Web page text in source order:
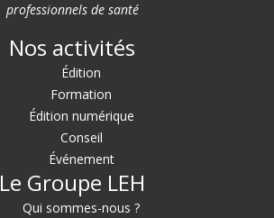
professionnels de santé
Nos activités
Édition
Formation
Édition numérique
Conseil
Événement
Le Groupe LEH
Qui sommes-nous ?